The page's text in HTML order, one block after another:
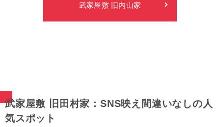
武家屋敷 旧内山家
武家屋敷 旧田村家：SNS映え間違いなしの人
気スポット